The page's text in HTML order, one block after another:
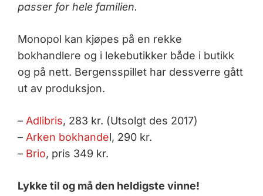
passer for hele familien.
Monopol kan kjøpes på en rekke
bokhandlere og i lekebutikker både i butikk
og på nett. Bergensspillet har dessverre gått
ut av produksjon.
– Adlibris, 283 kr. (Utsolgt des 2017)
– Arken bokhandel, 290 kr.
– Brio, pris 349 kr.
Lykke til og må den heldigste vinne!